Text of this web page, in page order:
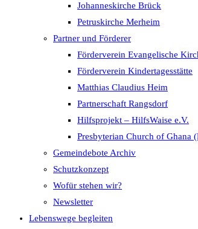
Johanneskirche Brück
Petruskirche Merheim
Partner und Förderer
Förderverein Evangelische
Förderverein Kindertagesstätte
Matthias Claudius Heim
Partnerschaft Rangsdorf
Hilfsprojekt – HilfsWaise e.V.
Presbyterian Church of Ghana
Gemeindebote Archiv
Schutzkonzept
Wofür stehen wir?
Newsletter
Lebenswege begleiten